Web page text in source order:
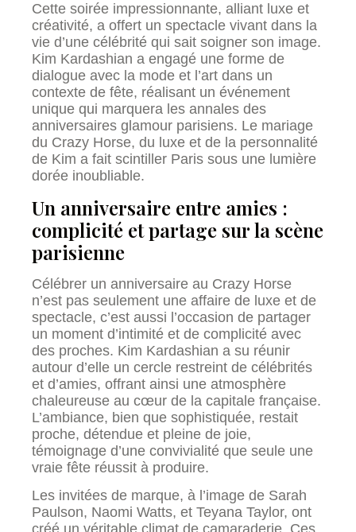
Cette soirée impressionnante, alliant luxe et
créativité, a offert un spectacle vivant dans la
vie d’une célébrité qui sait soigner son image.
Kim Kardashian a engagé une forme de
dialogue avec la mode et l’art dans un
contexte de fête, réalisant un événement
unique qui marquera les annales des
anniversaires glamour parisiens. Le mariage
du Crazy Horse, du luxe et de la personnalité
de Kim a fait scintiller Paris sous une lumière
dorée inoubliable.
Un anniversaire entre amies :
complicité et partage sur la scène
parisienne
Célébrer un anniversaire au Crazy Horse
n’est pas seulement une affaire de luxe et de
spectacle, c’est aussi l’occasion de partager
un moment d’intimité et de complicité avec
des proches. Kim Kardashian a su réunir
autour d’elle un cercle restreint de célébrités
et d’amies, offrant ainsi une atmosphère
chaleureuse au cœur de la capitale française.
L’ambiance, bien que sophistiquée, restait
proche, détendue et pleine de joie,
témoignage d’une convivialité que seule une
vraie fête réussit à produire.
Les invitées de marque, à l’image de Sarah
Paulson, Naomi Watts, et Teyana Taylor, ont